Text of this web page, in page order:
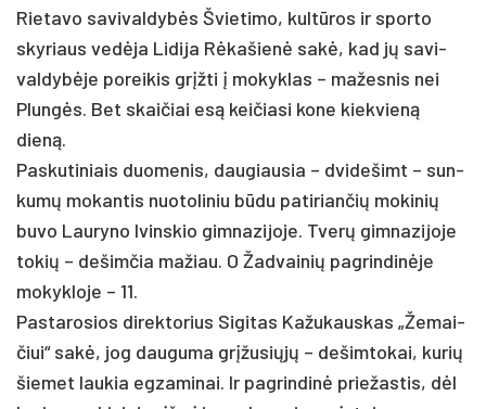
Rie­ta­vo sa­vi­val­dybės Švie­ti­mo, kultū­ros ir spor­to
sky­riaus vedė­ja Li­di­ja Rėka­šienė sakė, kad jų sa­vi­
val­dybė­je po­rei­kis grįžti į mo­kyk­las – ma­žes­nis nei
Plungės. Bet skai­čiai esą kei­čia­si ko­ne kiek­vieną
dieną.
Pas­ku­ti­niais duo­me­nis, dau­giau­sia – dvi­de­šimt – sun­
kumų mo­kan­tis nuo­to­li­niu būdu pa­ti­rian­čių mo­ki­nių
bu­vo Lau­ry­no Ivins­kio gim­na­zi­jo­je. Tverų gim­na­zi­jo­je
to­kių – de­šim­čia ma­žiau. O Žad­vai­nių pa­grin­dinė­je
mo­kyk­lo­je – 11.
Pas­ta­ro­sios di­rek­to­rius Si­gi­tas Ka­žu­kaus­kas „Že­mai­
čiui“ sakė, jog dau­gu­ma grįžu­siųjų – de­šim­to­kai, ku­rių
šie­met lau­kia eg­za­mi­nai. Ir pa­grin­dinė prie­žas­tis, dėl